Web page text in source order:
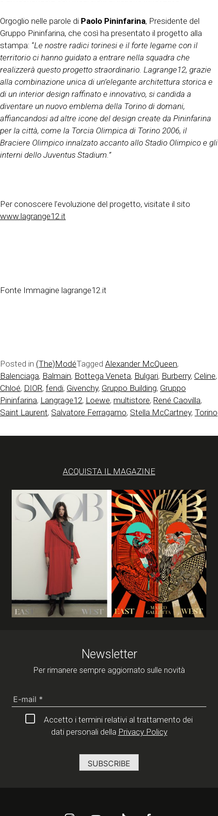
Orgoglio nelle parole di Paolo Pininfarina, Presidente del
Gruppo Pininfarina, che così ha presentato il progetto alla
stampa: “Le nostre radici torinesi e il forte legame con il
territorio ci hanno guidato a entrare nella squadra che
realizzerà questo progetto straordinario. Lagrange12, grazie
alla combinazione unica di un’elegante architettura storica e
di un interior design raffinato e innovativo, si candida a
diventare un nuovo emblema della Torino di domani,
affiancandosi ad altre icone del design create da Pininfarina
per la città, come la Torcia Olimpica di Torino 2006, il
Braciere Olimpico innalzato accanto allo Stadio Olimpico e gli
interni dello Juventus Stadium.”
Per conoscere l’evoluzione del progetto, visitate il sito
www.lagrange12.it
Fonte Immagine lagrange12.it
Posted in (The)ModéTagged Alexander McQueen,
Balenciaga, Balmain, Bottega Veneta, Bulgari, Burberry, Celine,
Chloé, DIOR, fendi, Givenchy, Gruppo Building, Gruppo
Pininfarina, Langrage12, Loewe, multistore, René Caovilla,
Saint Laurent, Salvatore Ferragamo, Stella McCartney, Torino
ACQUISTA IL MAGAZINE
Newsletter
Per rimanere sempre aggiornato sulle novità
Accetto i termini relativi al trattamento dei
dati personali della Privacy Policy